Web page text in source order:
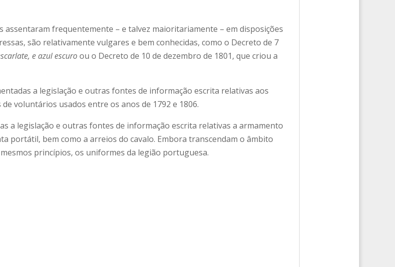
assentaram frequentemente – e talvez maioritariamente – em disposições
são relativamente vulgares e bem conhecidas, como o Decreto de 7
e azul escuroou o Decreto de 10 de dezembro de 1801, que criou a
a legislação e outras fontes de informação escrita relativas aos
voluntários usados entre os anos de 1792 e 1806.
a legislação e outras fontes de informação escrita relativas a armamento
portátil, bem como a arreios do cavalo. Embora transcendam o âmbito
princípios, os uniformes da legião portuguesa.